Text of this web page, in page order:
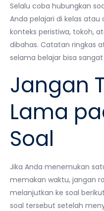
Selalu coba hubungkan
Anda pelajari di kelas atau
konteks peristiwa, tokoh,
dibahas. Catatan ringkas
selama belajar bisa
Jangan
Lama
Soal
Jika Anda menemukan
memakan waktu, jangan
melanjutkan ke soal
soal tersebut setelah